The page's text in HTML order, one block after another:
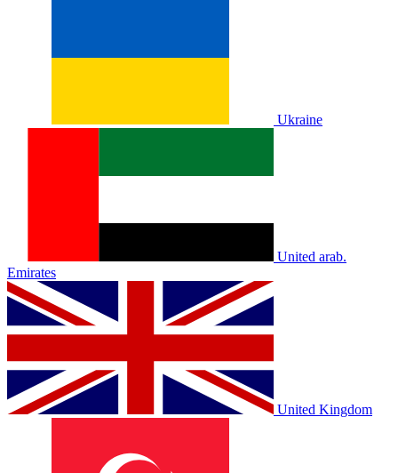
Ukraine
United arab.
Emirates
United Kingdom